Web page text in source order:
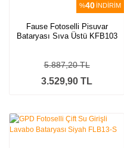
%40 İNDİRİM
Fause Fotoselli Pisuvar
Bataryası Sıva Üstü KFB103
3.529,90 TL
5.887,20 TL